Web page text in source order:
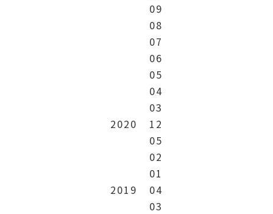
09
08
07
06
05
04
03
2020
12
05
02
01
2019
04
03